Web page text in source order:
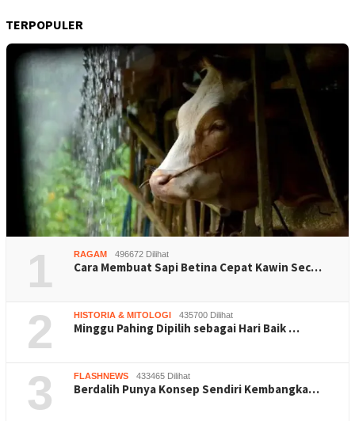
TERPOPULER
1 RAGAM 496672 Dilihat
Cara Membuat Sapi Betina Cepat Kawin Sec…
2 HISTORIA & MITOLOGI 435700 Dilihat
Minggu Pahing Dipilih sebagai Hari Baik …
3 FLASHNEWS 433465 Dilihat
Berdalih Punya Konsep Sendiri Kembangka…